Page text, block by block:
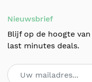
Nieuwsbrief
Blijf op de hoogte
last minutes deals.